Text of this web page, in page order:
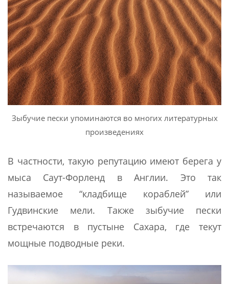
Зыбучие пески упоминаются во многих литературных
произведениях
В частности, такую репутацию имеют берега у
мыса Саут-Форленд в Англии. Это так
называемое “кладбище кораблей” или
Гудвинские мели. Также зыбучие пески
встречаются в пустыне Сахара, где текут
мощные подводные реки.